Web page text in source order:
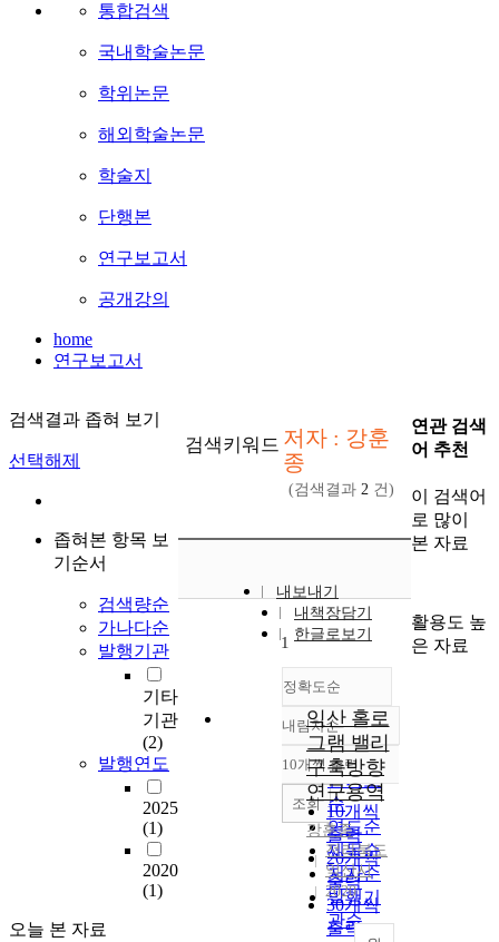
통합검색
국내학술논문
학위논문
해외학술논문
학술지
단행본
연구보고서
공개강의
home
연구보고서
검색결과 좁혀 보기
선택해제
좁혀본 항목 보
기순서
검색량순
가나다순
발행기관
기타
기관
(2)
발행연도
2025
(1)
2020
(1)
오늘 본 자료
검색키워드 저자 : 강훈
종
(검색결과 2 건)
내보내기
내책장담기
한글로보기
정확도순
정확도
순
인기도
순
연도순
제목순
저자순
발행기
관순
내림차순
내림차순
10개씩 출력
10개씩
출력
20개씩
출력
30개씩
출력
조회
1
익산 홀로
그램 밸리
구축방향
연구용역
강훈종
전라북도
익산시
2020
연관 검색
어 추천
이 검색어
로 많이
본 자료
활용도 높
은 자료